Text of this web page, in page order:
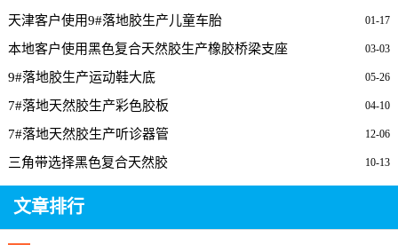
01-17
天津客户使用9#落地胶生产儿童车胎
03-03
本地客户使用黑色复合天然胶生产橡胶桥梁支座
05-26
9#落地胶生产运动鞋大底
04-10
7#落地天然胶生产彩色胶板
12-06
7#落地天然胶生产听诊器管
10-13
三角带选择黑色复合天然胶
文章排行